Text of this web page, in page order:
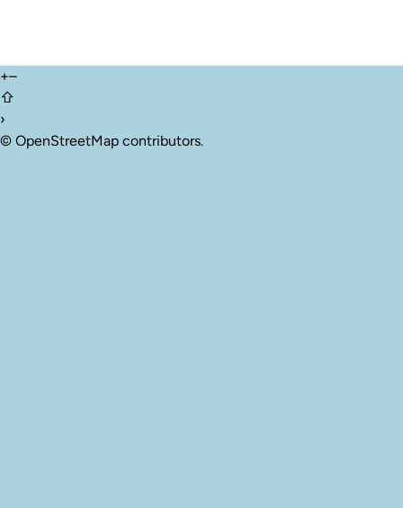
+–
⇧
›
© OpenStreetMap contributors.